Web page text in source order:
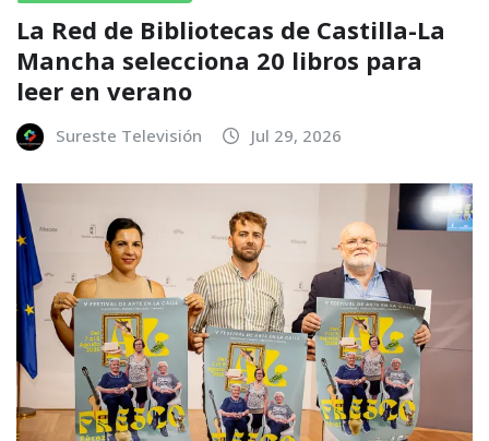
La Red de Bibliotecas de Castilla-La
Mancha selecciona 20 libros para
leer en verano
Sureste Televisión Jul 29, 2026